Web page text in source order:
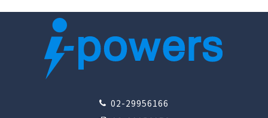
02-29956166